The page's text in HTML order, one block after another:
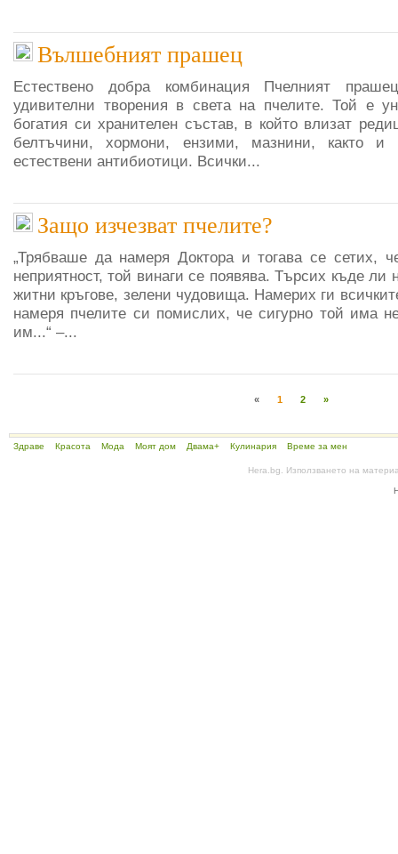
Вълшебният прашец
Естествено добра комбинация Пчелният
удивителни творения в света на пчелите. Той е
богатия си хранителен състав, в който влизат
белтъчини, хормони, ензими, мазнини, както и
естествени антибиотици. Всички...
Защо изчезват пчелите?
„Трябваше да намеря Доктора и тогава се сетих,
неприятност, той винаги се появява. Търсих къде
житни кръгове, зелени чудовища. Намерих ги
намеря пчелите си помислих, че сигурно той има
им...“ –...
« 1 2 »
Здраве Красота Мода Моят дом Двама+ Кулинария Време за мен
Hera.bg. Използването на